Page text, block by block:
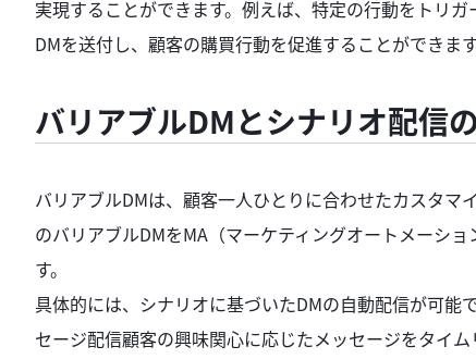
実現することができます。例えば、特定の行動をトリ
DMを送付し、顧客の購買行動を促進することができます
バリアブルDMとシナリオ配信
バリアブルDMは、顧客一人ひとりに合わせたカスタマ
のバリアブルDMをMA（マーケティングオートメーシ
す。
具体的には、シナリオに基づいたDMの自動配信が可
セージ配信顧客の興味関心に応じたメッセージをタイ